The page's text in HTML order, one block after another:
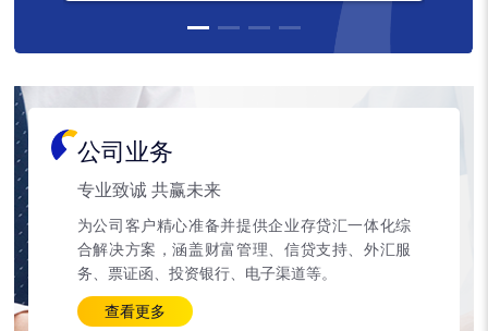
公司业务
专业致诚 共赢未来
为公司客户精心准备并提供企业存贷汇一体化综
合解决方案，涵盖财富管理、信贷支持、外汇服
务、票证函、投资银行、电子渠道等。
查看更多